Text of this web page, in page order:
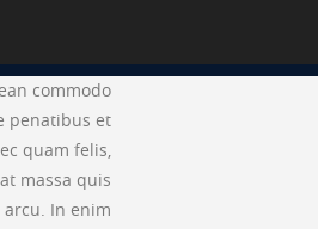
commodo
penatibus et
quam felis,
massa quis
In enim